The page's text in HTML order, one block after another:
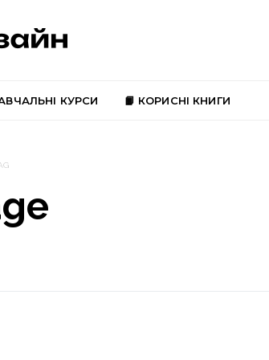
КУРСИ 📙 КОРИСНІ КНИГИ